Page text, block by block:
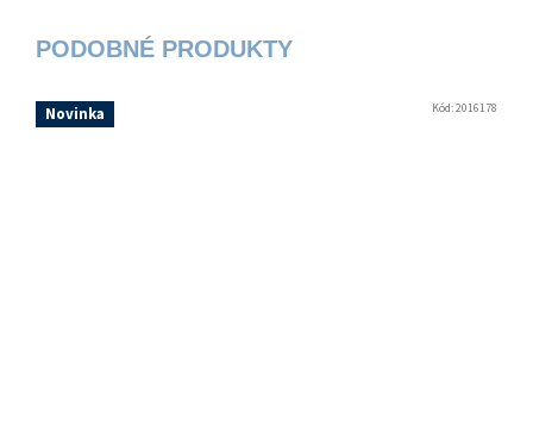
Novinka Kód:2016178